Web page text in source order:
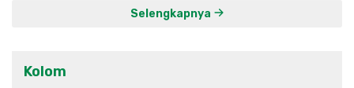
Selengkapnya
Kolom